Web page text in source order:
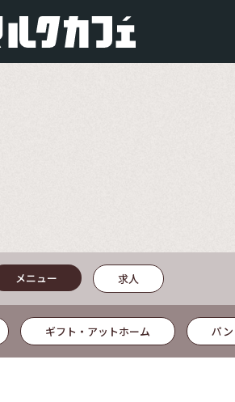
メニュー 求人
ギフト・アットホーム パン